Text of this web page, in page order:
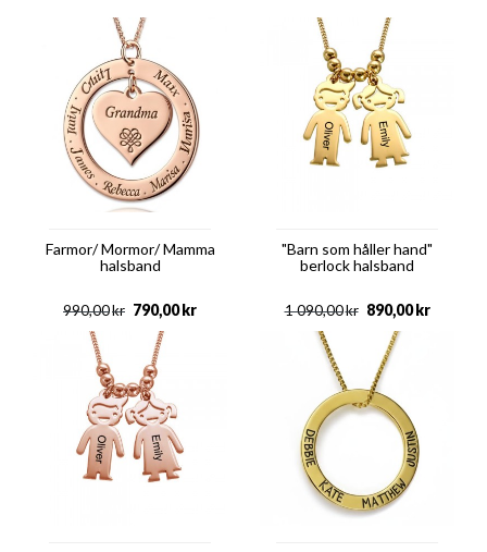
Farmor/ Mormor/ Mamma
halsband
kr
990,00 kr
790,00
"Barn som håller hand"
berlock halsband
kr
1 090,00 kr
890,00